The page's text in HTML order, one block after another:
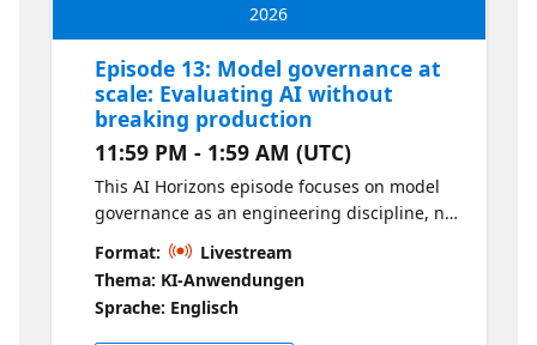
2026
Episode 13: Model governance at
scale: Evaluating AI without
breaking production
11:59 PM - 1:59 AM (UTC)
This AI Horizons episode focuses on model
governance as an engineering discipline, not
a policy exercise. Using Microsoft Foundry
Evaluations, teams can treat model
transitions as a repeatable, testable
workflow: Compare candidate models
Format:
Livestream
Thema: KI-Anwendungen
Sprache: Englisch